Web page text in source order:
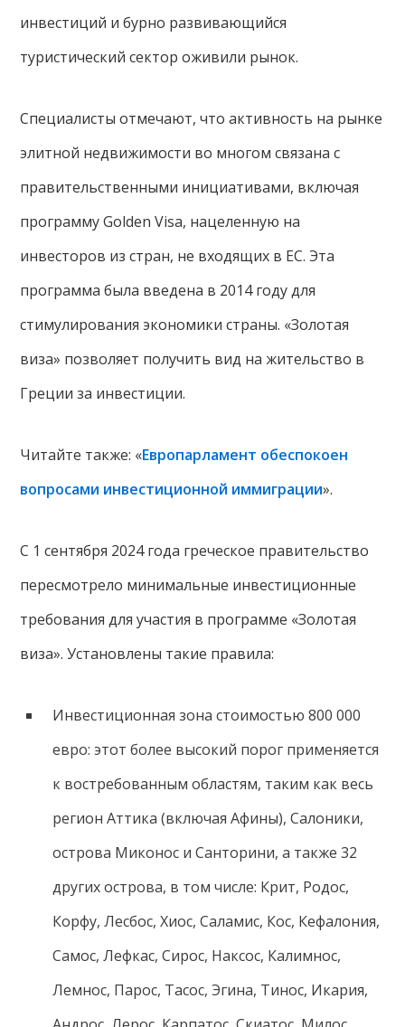
инвестиций и бурно развивающийся
туристический сектор оживили рынок.
Специалисты отмечают, что активность на рынке
элитной недвижимости во многом связана с
правительственными инициативами, включая
программу Golden Visa, нацеленную на
инвесторов из стран, не входящих в ЕС. Эта
программа была введена в 2014 году для
стимулирования экономики страны. «Золотая
виза» позволяет получить вид на жительство в
Греции за инвестиции.
Читайте также: «Европарламент обеспокоен
вопросами инвестиционной иммиграции».
С 1 сентября 2024 года греческое правительство
пересмотрело минимальные инвестиционные
требования для участия в программе «Золотая
виза». Установлены такие правила:
Инвестиционная зона стоимостью 800 000
евро: этот более высокий порог применяется
к востребованным областям, таким как весь
регион Аттика (включая Афины), Салоники,
острова Миконос и Санторини, а также 32
других острова, в том числе: Крит, Родос,
Корфу, Лесбос, Хиос, Саламис, Кос, Кефалония,
Самос, Лефкас, Сирос, Наксос, Калимнос,
Лемнос, Парос, Тасос, Эгина, Тинос, Икария,